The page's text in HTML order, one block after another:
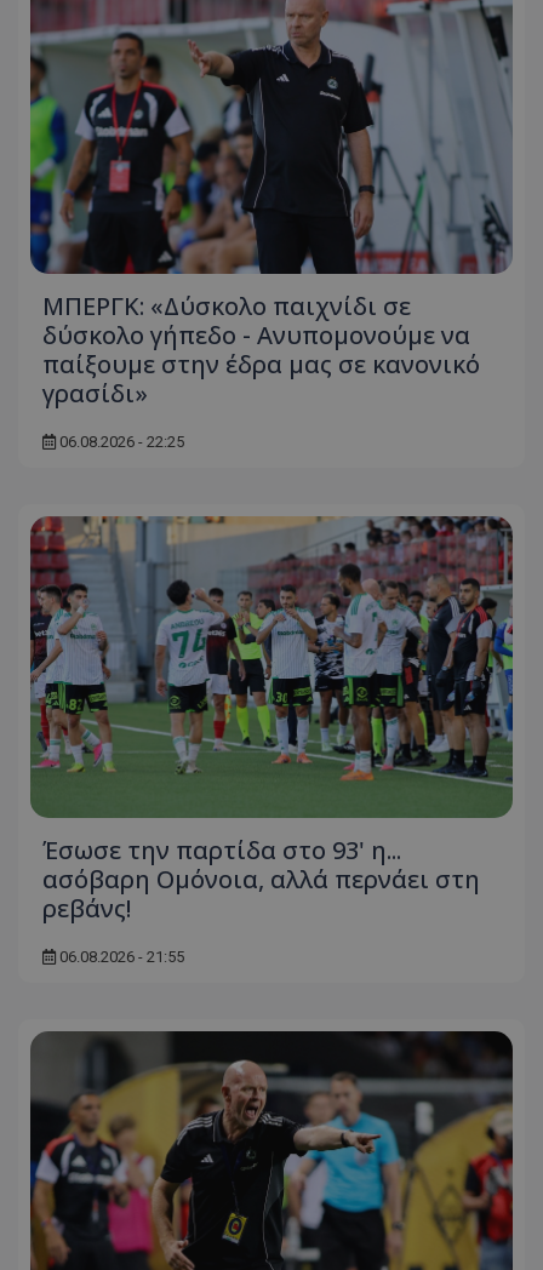
ΜΠΕΡΓΚ: «Δύσκολο παιχνίδι σε
δύσκολο γήπεδο - Ανυπομονούμε να
παίξουμε στην έδρα μας σε κανονικό
γρασίδι»
06.08.2026 - 22:25
Έσωσε την παρτίδα στο 93' η...
ασόβαρη Ομόνοια, αλλά περνάει στη
ρεβάνς!
06.08.2026 - 21:55